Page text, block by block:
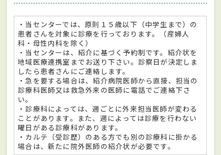
・当センターでは、原則１５歳以下（中学生まで）の
患者さんを対象に診療を行っております。（産婦人
科・母性内科を除く）
・当センターは、紹介に基づく予約制です。紹介状を
地域医療連携室までお送り下さい。診察日が決定しま
したら患者さんにご連絡します。
・急を要する場合は、紹介病院医師から直接、担当の
診療科医師又は救急外来の医師に電話でご連絡下さ
い。
・診療科によっては、週ごとに外来担当医師が変わる
ことがあります。また、週によっては診療を行わない
曜日がある診療科があります。
・カルテ（受診歴）のある方でも別の診療科に掛かる
場合は、新たに院外医師の紹介状が必要です。